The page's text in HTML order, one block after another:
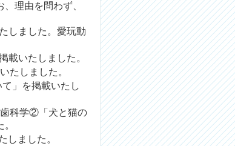
理由を問わず、
しました。愛玩動
載いたしました。
たしました。
」 を掲載いたし
歯科学②「犬と猫の
しました。